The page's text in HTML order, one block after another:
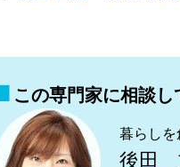
この専門家に相談し
暮らしを
後田